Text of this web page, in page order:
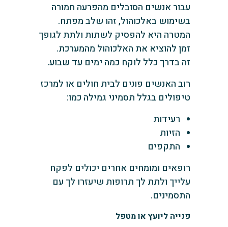
עבור אנשים הסובלים מהפרעה חמורה
בשימוש באלכוהול, זהו שלב מפתח.
המטרה היא להפסיק לשתות ולתת לגופך
זמן להוציא את האלכוהול מהמערכת.
זה בדרך כלל לוקח כמה ימים עד שבוע.
רוב האנשים פונים לבית חולים או למרכז
טיפולים בגלל תסמיני גמילה כמו:
רעידות
הזיות
התקפים
רופאים ומומחים אחרים יכולים לפקח
עלייך ולתת לך תרופות שיעזרו לך עם
התסמינים.
פנייה ליועץ או מטפל